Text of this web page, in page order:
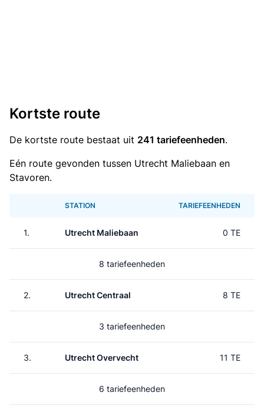
Kortste route
De kortste route bestaat uit 241 tariefeenheden.
Eén route gevonden tussen Utrecht Maliebaan en
Stavoren.
STATION TARIEFEENHEDEN
1. Utrecht Maliebaan 0 TE
8 tariefeenheden
2. Utrecht Centraal 8 TE
3 tariefeenheden
3. Utrecht Overvecht 11 TE
6 tariefeenheden